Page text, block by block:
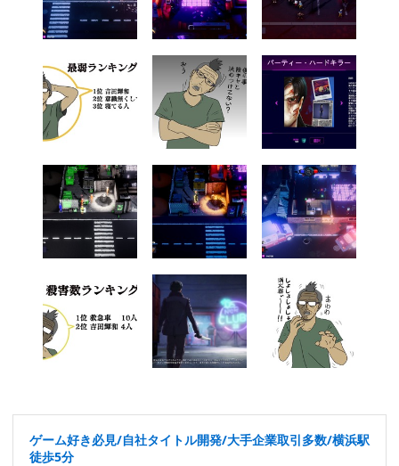
ゲーム好き必見/自社タイトル開発/大手企業取引多数/横浜駅
徒歩5分